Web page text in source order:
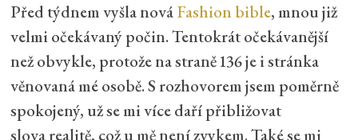
Před týdnem vyšla nováFashion bible, mnou již
velmi očekávaný počin. Tentokrát očekávanější
než obvykle, protože na straně 136 je i stránka
věnovaná mé osobě. S rozhovorem jsem poměrně
spokojený, už se mi více daří přibližovat
slova realitě, což u mě není zvykem. Také se mi